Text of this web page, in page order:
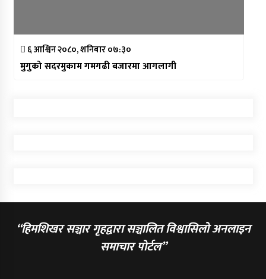
६ आश्विन २०८०, शनिबार ०७:३०
मुगुको सदरमुकाम गमगढी बजारमा आगलागी
“हिमशिखर सञ्चार गृहद्वारा सञ्चालित विश्वासिलो अनलाइन
समाचार पोर्टल”